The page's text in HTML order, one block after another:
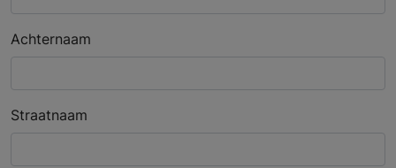
Achternaam
Straatnaam